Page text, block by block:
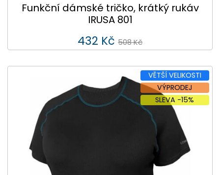
Funkční dámské tričko, krátký rukáv
IRUSA 801
432 Kč 508 Kč
VĚTŠÍ VELIKOSTI
VÝPRODEJ
SLEVA -15%